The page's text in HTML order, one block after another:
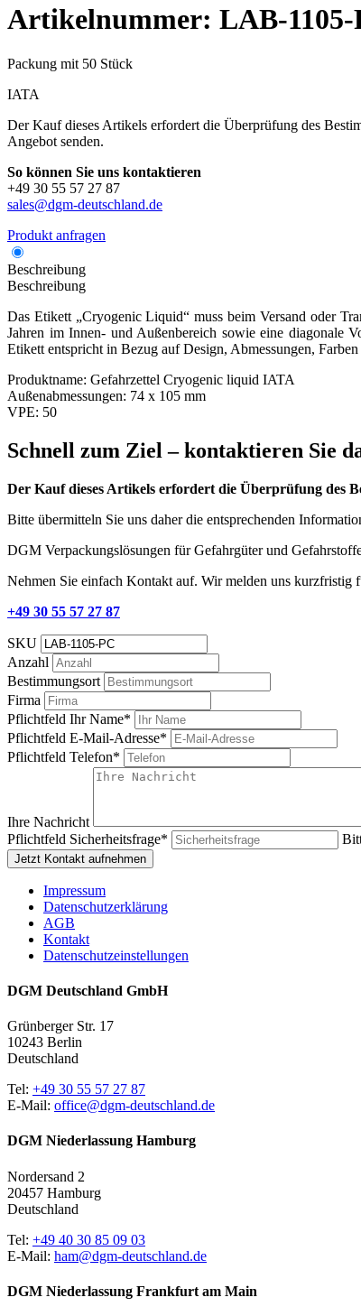
Artikelnummer: LAB-1105-
Packung mit 50 Stück
IATA
Der Kauf dieses Artikels erfordert die Überprüfung des
Angebot senden.
So können Sie uns kontaktieren
+49 30 55 57 27 87
sales@dgm-deutschland.de
Produkt anfragen
Beschreibung
Beschreibung
Das Etikett „Cryogenic Liquid“ muss beim Versand oder
Jahren im Innen- und Außenbereich sowie eine diagonale
Etikett entspricht in Bezug auf Design, Abmessungen,
Produktname: Gefahrzettel Cryogenic liquid IATA
Außenabmessungen: 74 x 105 mm
VPE: 50
Schnell zum Ziel – kontaktieren Sie
Der Kauf dieses Artikels erfordert die Überprüfung des
Bitte übermitteln Sie uns daher die entsprechenden
DGM Verpackungslösungen für Gefahrgüter und
Nehmen Sie einfach Kontakt auf. Wir melden uns kurzfristig
+49 30 55 57 27 87
SKU
Anzahl
Bestimmungsort
Firma
Pflichtfeld Ihr Name*
Pflichtfeld E-Mail-Adresse*
Pflichtfeld Telefon*
Ihre Nachricht
Pflichtfeld Sicherheitsfrage*
Jetzt Kontakt aufnehmen
Impressum
Datenschutzerklärung
AGB
Kontakt
Datenschutzeinstellungen
DGM Deutschland GmbH
Grünberger Str. 17
10243 Berlin
Deutschland
Tel: +49 30 55 57 27 87
E-Mail: office@dgm-deutschland.de
DGM Niederlassung Hamburg
Nordersand 2
20457 Hamburg
Deutschland
Tel: +49 40 30 85 09 03
E-Mail: ham@dgm-deutschland.de
DGM Niederlassung Frankfurt am Main